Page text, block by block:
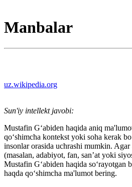
Manbalar
uz.wikipedia.org
Sun'iy intellekt javobi:
Mustafin G‘abiden haqida aniq
qo‘shimcha kontekst yoki soha kerak
insonlar orasida uchrashi mumkin. Agar
(masalan, adabiyot, fan, san’at yoki
Mustafin G‘abiden haqida so‘rayotgan
haqda qo‘shimcha ma'lumot bering.